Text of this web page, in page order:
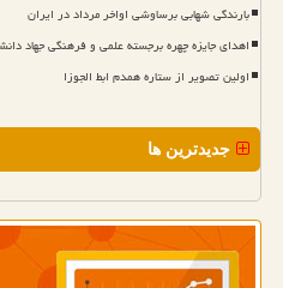
بارندگی شهابی برساوشی اواخر مرداد در ایران
اهدای جایزه چهره برجسته علمی و فرهنگی جهاد
اولین تصویر از ستاره همدم ابط الجوزا
جدیدترین ها